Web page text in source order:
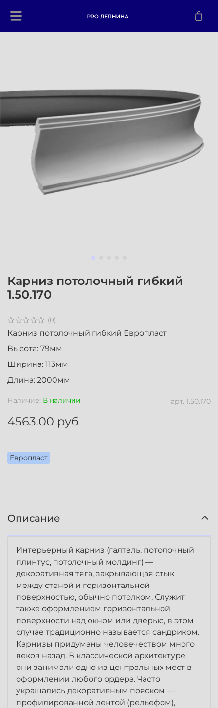
(0)
арт. 1.50.170
Наличие: В наличии
Европласт
Карниз потолочный гибкий
1.50.170
4563.00 руб
Карниз потолочный гибкий Европласт
Высота: 79мм
Ширина: 113мм
Длина: 2000мм
Описание
Интерьерный карниз (галтель, потолочный
плинтус, потолочный молдинг) —
декоративная тяга, закрывающая стык
между стеной и горизонтальной
поверхностью, обычно потолком. Служит
также оформлением горизонтальной
поверхности над окном или дверью, в этом
случае традиционно называется сандриком.
Карнизы придуманы человечеством много
веков назад. В классической архитектуре
они занимали одно из центральных мест в
оформлении любого ордера. Часто
украшались декоративным пояском —
профилированной лентой (рельефом),